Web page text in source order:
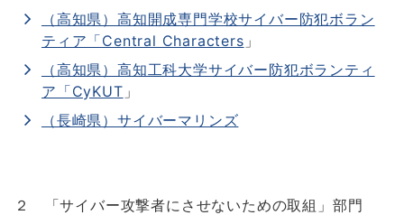
（高知県）高知開成専門学校サイバー防犯ボラン
ティア「Central Characters 」
（高知県）高知工科大学サイバー防犯ボランティ
ア「CyKUT 」
（長崎県）サイバーマリンズ
２ 「サイバー攻撃者にさせないための取組」部門